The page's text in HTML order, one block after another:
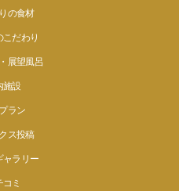
の食材
こだわり
展望風呂
施設
ラン
ス投稿
ャラリー
コミ